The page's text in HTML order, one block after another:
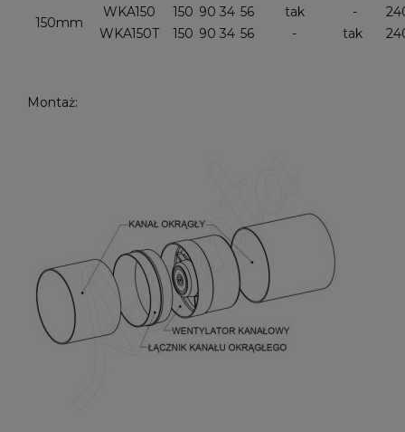
150mm
WKA150 150 90 34 56 tak -
WKA150T
150 90 34 56 - tak
Montaż: